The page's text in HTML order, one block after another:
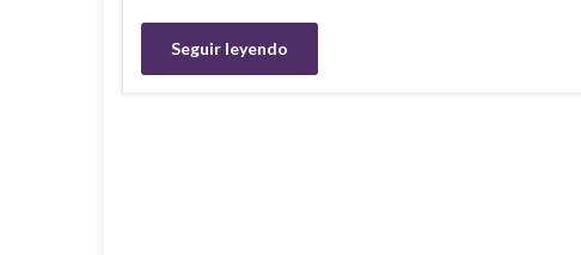
Seguir leyendo